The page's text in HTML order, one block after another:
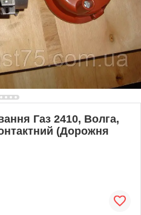
Газ 2410, Волга,
(Дорожня